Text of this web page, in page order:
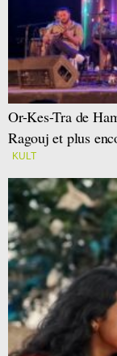
Or-Kes-Tra de
Ragouj et plus
KULT